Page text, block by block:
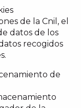
de la Cnil, el
datos de los
recogidos
de